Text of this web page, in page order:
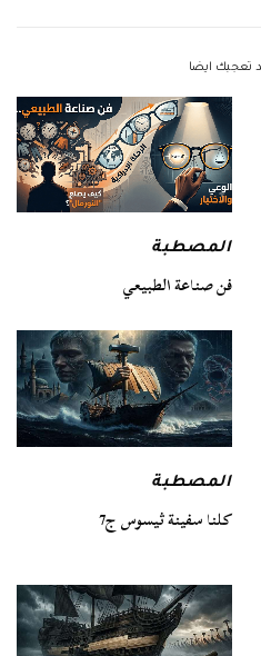
تعجبك ايضا
المصطبة
فن صناعة الطبيعي
المصطبة
كلنا سفينة ثيسوس ج7